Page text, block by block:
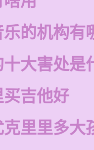
的机构有
大害处是
吉他好
里里多大